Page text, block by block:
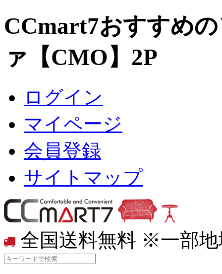
CCmart7おすすめ
ァ【CMO】2P
ログイン
マイページ
会員登録
サイトマップ
全国送料無料 ※一部地